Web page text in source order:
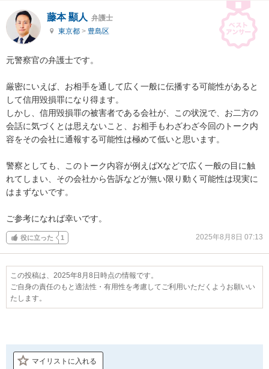
藤本 顯人 弁護士
東京都 > 豊島区
元警察官の弁護士です。
厳密にいえば、お相手を通して広く一般に伝播する可能性があると
して信用毀損罪になり得ます。
しかし、信用毀損罪の被害者である会社が、この状況で、お二方の
会話に気づくとは思えないこと、お相手もわざわざ今回のトーク内
容をその会社に通報する可能性は極めて低いと思います。
警察としても、このトーク内容が例えばXなどで広く一般の目に触
れてしまい、その会社から告訴などが無い限り動く可能性は現実に
はまずないです。
ご参考になれば幸いです。
役に立った 1 2025年8月8日 07:13
この投稿は、2025年8月8日時点の情報です。
ご自身の責任のもと適法性・有用性を考慮してご利用いただくようお願いい
たします。
マイリストに入れる